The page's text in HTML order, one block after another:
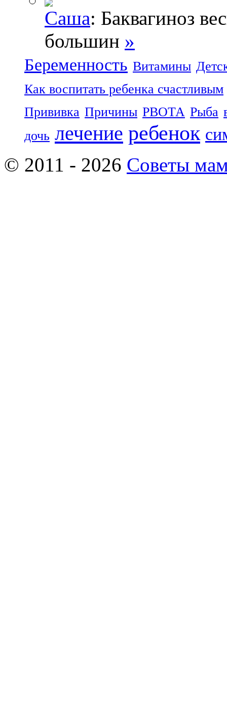
Саша: Баквагиноз
большин »
Беременность Витамины
Как воспитать ребенка счастливым
Прививка Причины РВОТА Рыба
дочь лечение ребенок
© 2011 - 2026 Советы